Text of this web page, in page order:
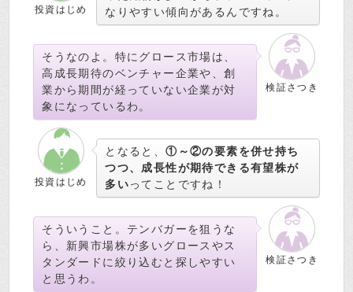
投資はじめ
なりやすい傾向があるんですね。
検証さつき
そうなのよ。特にグロース市場は、
高成長期待のベンチャー企業や、創
業から期間が経っていない企業が対
象になっているわ。
投資はじめ
となると、①～②の要素を併せ持ち
つつ、成長性が期待できる有望株が
多いってことですね！
検証さつき
そういうこと。テンバガーを狙うな
ら、新興市場株が多いグロースやス
タンダードに絞り込むと探しやすい
と思うわ。